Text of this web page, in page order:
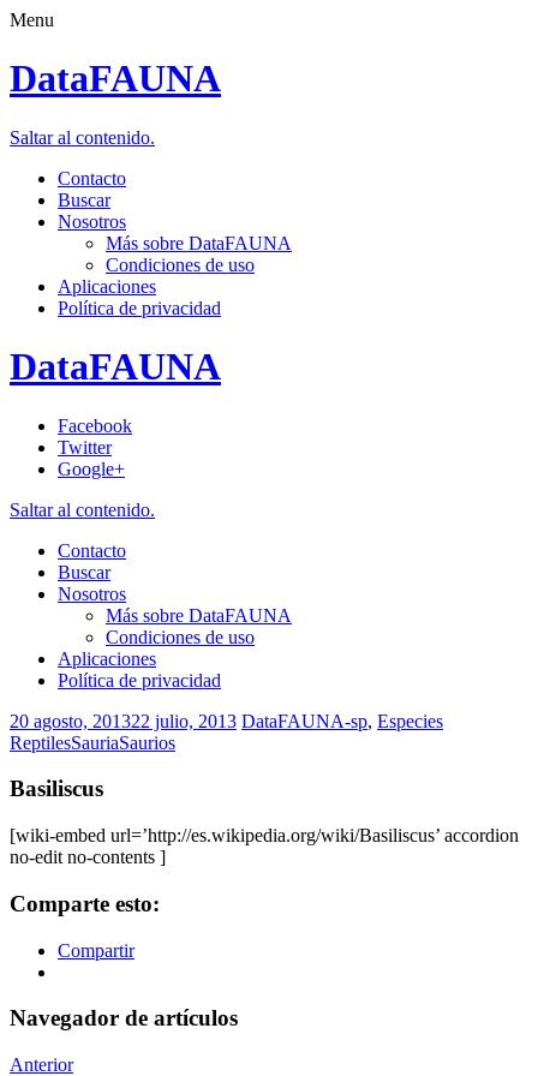
Menu
DataFAUNA
Saltar al contenido.
Contacto
Buscar
Nosotros
Más sobre DataFAUNA
Condiciones de uso
Aplicaciones
Política de privacidad
DataFAUNA
Facebook
Twitter
Google+
Saltar al contenido.
Contacto
Buscar
Nosotros
Más sobre DataFAUNA
Condiciones de uso
Aplicaciones
Política de privacidad
20 agosto, 201322 julio, 2013 DataFAUNA-sp, Especies
ReptilesSauriaSaurios
Basiliscus
[wiki-embed url=’http://es.wikipedia.org/wiki/Basiliscus’ accordion
no-edit no-contents ]
Comparte esto:
Compartir
Navegador de artículos
Anterior